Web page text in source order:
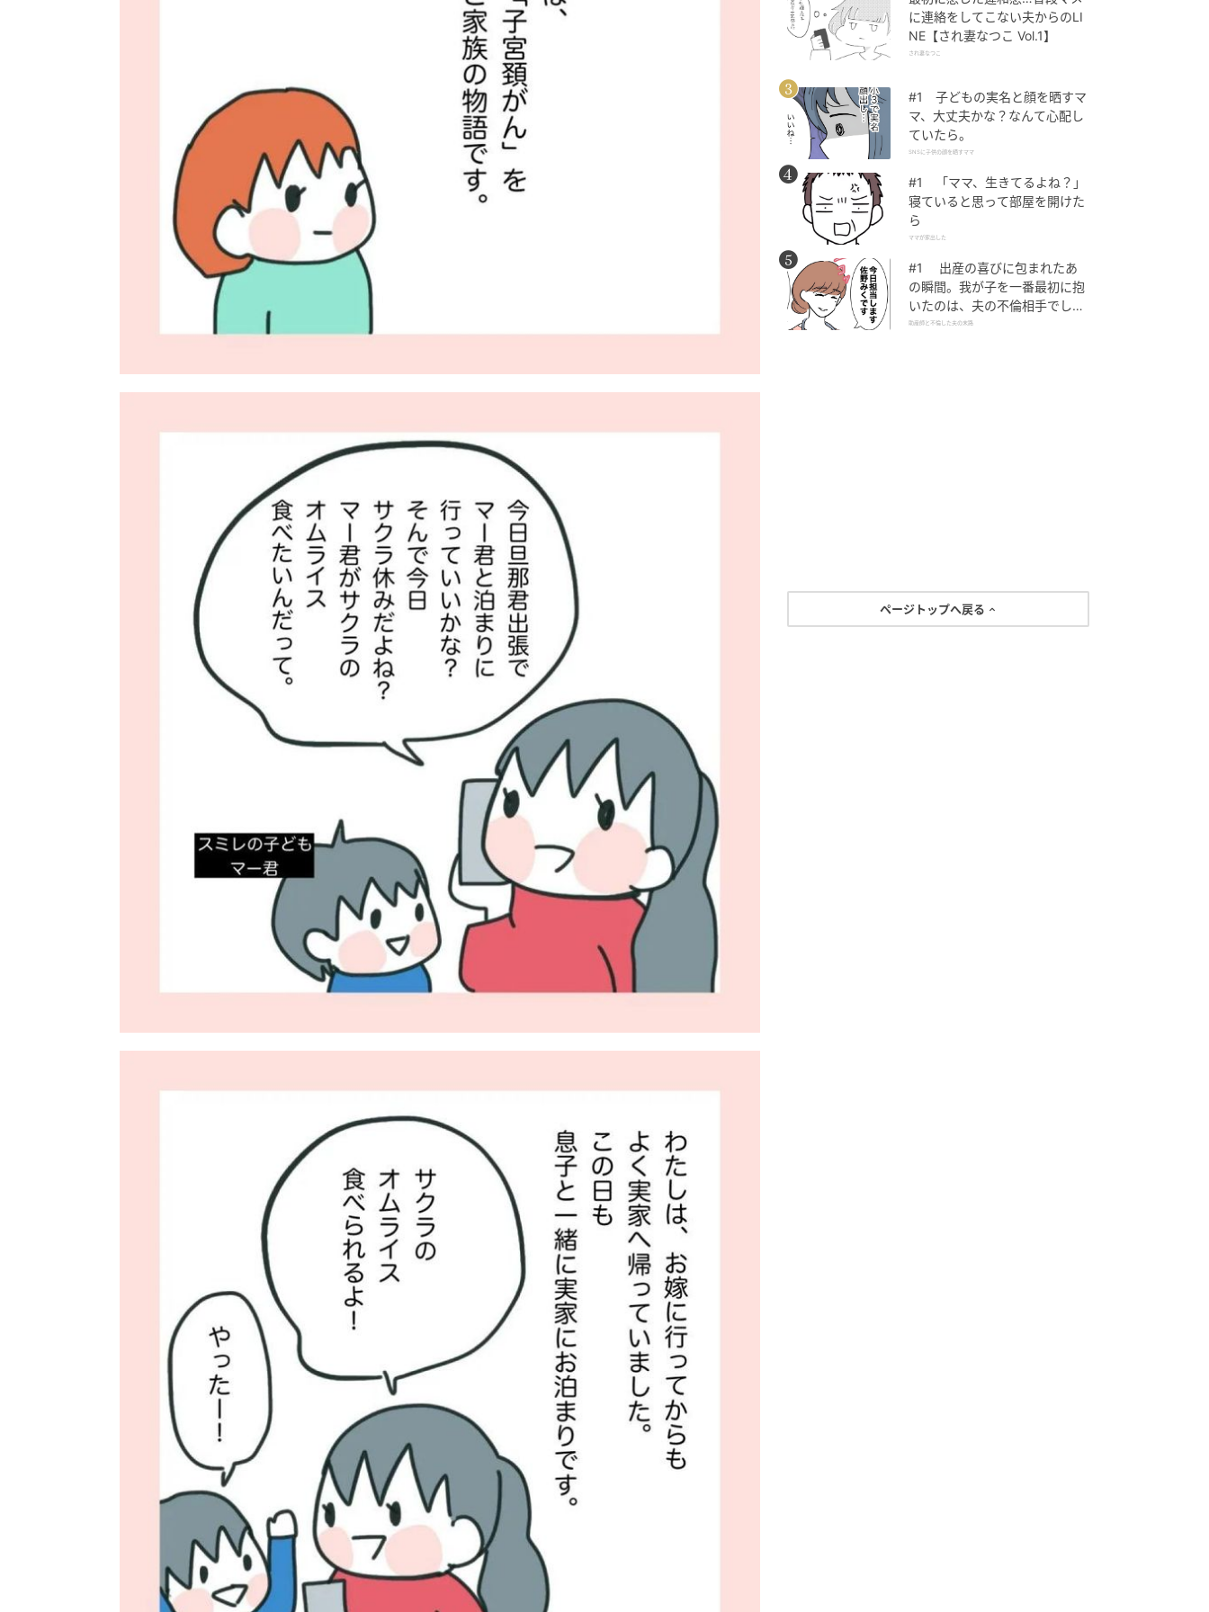
に連絡をしてこない夫からのLI
NE【され妻なつこ Vol.1】
され妻なつこ
#1 子どもの実名と顔を晒すマ
マ、大丈夫かな？なんて心配し
ていたら。
SNSに子供の顔を晒すママ
#1 「ママ、生きてるよね？」
寝ていると思って部屋を開けた
ら
ママが家出した
#1 出産の喜びに包まれたあ
の瞬間。我が子を一番最初に抱
いたのは、夫の不倫相手でし
た。
助産師と不倫した夫の末路
ページトップへ戻る